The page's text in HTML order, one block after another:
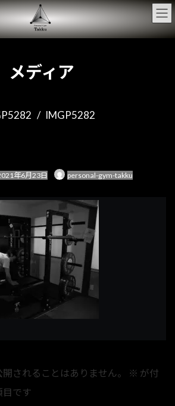
メディア
IMGP5282
年6月23日 personal-gym-takku
されることはありません。 ※ が付
目です